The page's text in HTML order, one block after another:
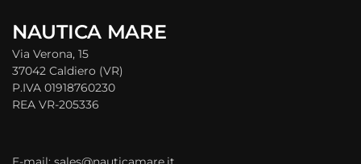
NAUTICA MARE
Via Verona, 15
37042 Caldiero (VR)
P.IVA 01918760230
REA VR-205336